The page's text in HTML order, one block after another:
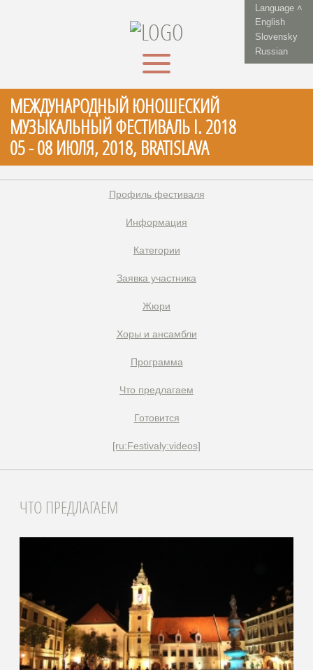
Language ˄
English
Slovensky
Russian
МЕЖДУНАРОДНЫЙ ЮНОШЕСКИЙ
МУЗЫКАЛЬНЫЙ ФЕСТИВАЛЬ I. 2018
05 - 08 ИЮЛЯ, 2018, BRATISLAVA
Профиль фестиваля
Информация
Категории
Заявка участника
Жюри
Xоры и ансамбли
Программа
Что предлагаем
Готовится
[ru:Festivaly:videos]
ЧТО ПРЕДЛАГАЕМ